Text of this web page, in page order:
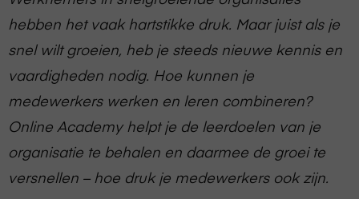
hebben het vaak hartstikke druk. Maar juist als je
snel wilt groeien, heb je steeds nieuwe kennis en
vaardigheden nodig. Hoe kunnen je
medewerkers werken en leren combineren?
Online Academy helpt je de leerdoelen van je
organisatie te behalen en daarmee de groei te
versnellen – hoe druk je medewerkers ook zijn.